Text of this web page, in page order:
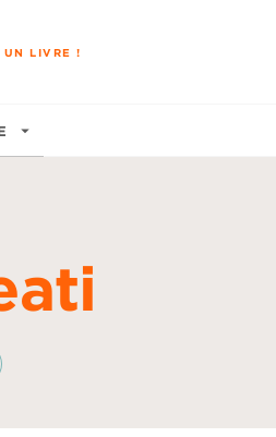
UN LIVRE !
arrow_drop_down